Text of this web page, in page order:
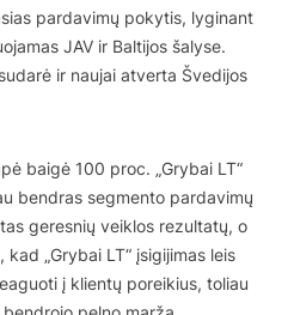
pardavimų pokytis, lyginant
JAV ir Baltijos šalyse.
ir naujai atverta Švedijos
baigė 100 proc. „Grybai LT“
bendras segmento pardavimų
geresnių veiklos rezultatų, o
„Grybai LT“ įsigijimas leis
į klientų poreikius, toliau